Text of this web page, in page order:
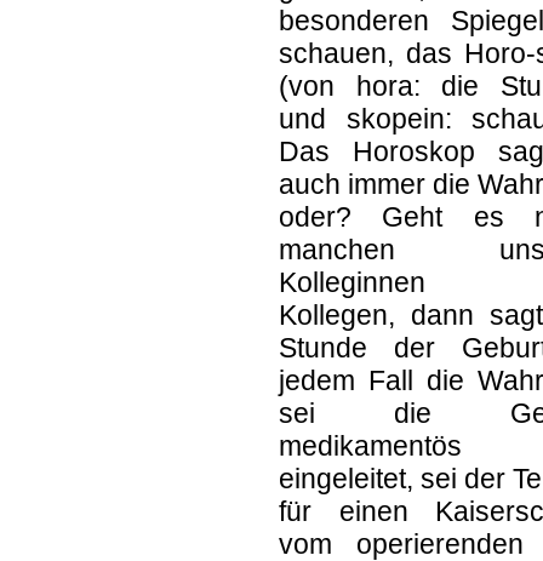
besonderen
schauen, das Horo-
(von hora: die
und skopein:
Das Horoskop
auch immer die
oder? Geht es
manchen
Kolleginnen
Kollegen, dann
Stunde der
jedem Fall die
sei die
medikamentös
eingeleitet, sei der
für einen
vom operierenden